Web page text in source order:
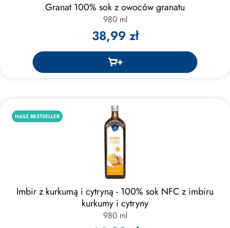
Granat 100% sok z owoców granatu
980 ml
38,99 zł
NASZ BESTSELLER
Imbir z kurkumą i cytryną - 100% sok NFC z imbiru
kurkumy i cytryny
980 ml